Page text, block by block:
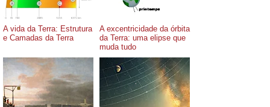
A vida da Terra: Estrutura
e Camadas da Terra
A excentricidade da órbita
da Terra: uma elipse que
muda tudo